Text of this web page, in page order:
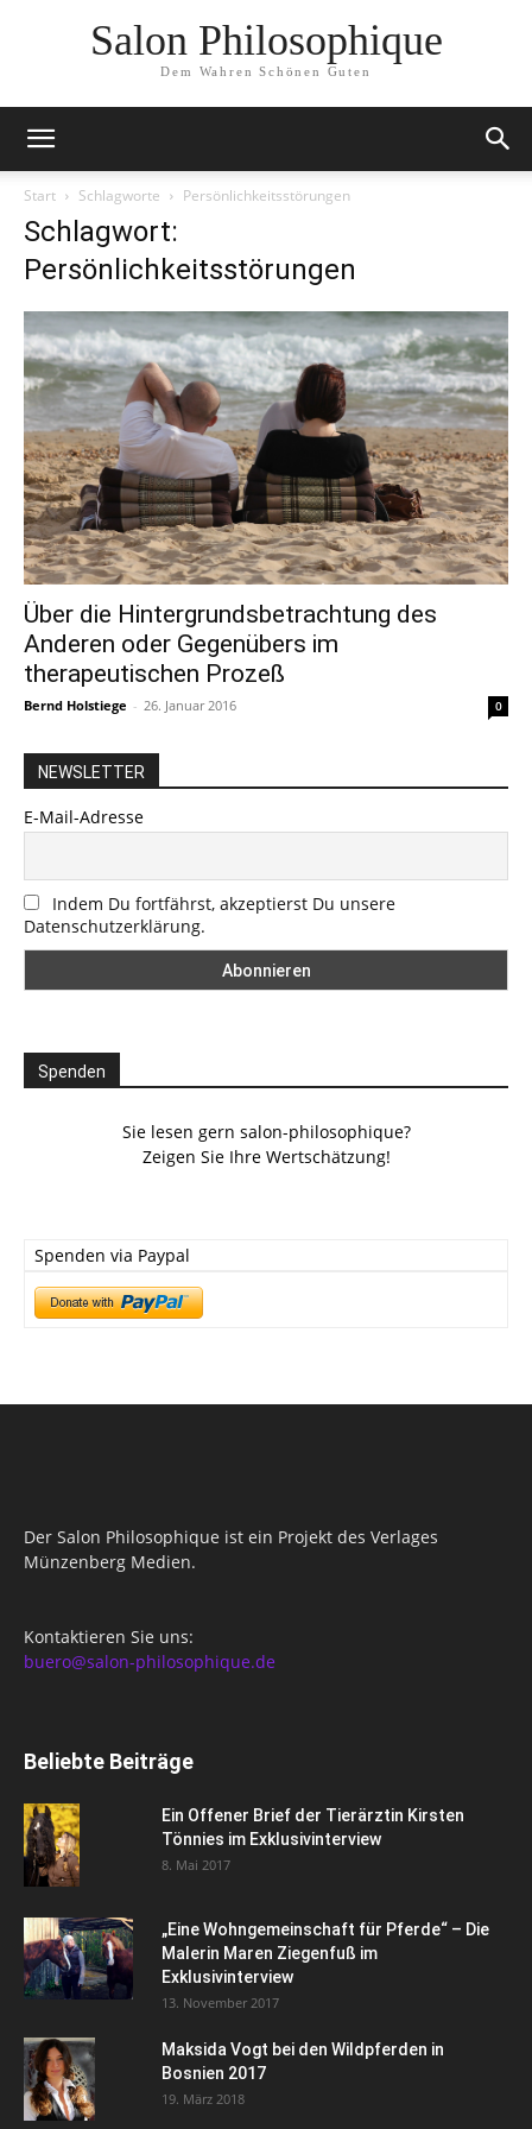
Salon Philosophique
Dem Wahren Schönen Guten
Start Schlagworte Persönlichkeitsstörungen
Schlagwort:
Persönlichkeitsstörungen
Über die Hintergrundsbetrachtung des
Anderen oder Gegenübers im
therapeutischen Prozeß
Bernd Holstiege - 26. Januar 2016 0
NEWSLETTER
E-Mail-Adresse
Indem Du fortfährst, akzeptierst Du unsere
Datenschutzerklärung.
Spenden
Sie lesen gern salon-philosophique?
Zeigen Sie Ihre Wertschätzung!
Spenden via Paypal
Der Salon Philosophique ist ein Projekt des Verlages
Münzenberg Medien.
Kontaktieren Sie uns:
buero@salon-philosophique.de
Beliebte Beiträge
Ein Offener Brief der Tierärztin Kirsten
Tönnies im Exklusivinterview
8. Mai 2017
„Eine Wohngemeinschaft für Pferde“ – Die
Malerin Maren Ziegenfuß im
Exklusivinterview
13. November 2017
Maksida Vogt bei den Wildpferden in
Bosnien 2017
19. März 2018